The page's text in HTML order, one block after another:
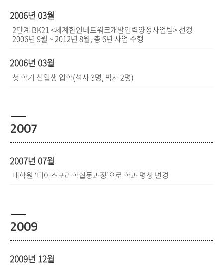
2006년 03월
2단계 BK21 <세계한인네트워크개발인력양성사업팀> 선정
2006년 9월 ~ 2012년 8월, 총 6년 사업 수행
2006년 03월
첫 학기 신입생 입학(석사 3명, 박사 2명)
2007
2007년 07월
대학원 ‘디아스포라학협동과정’으로 학과 명칭 변경
2009
2009년 12월